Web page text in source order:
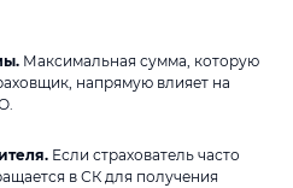
Максимальная сумма, которую
напрямую влияет на
Если страхователь часто
в СК для получения